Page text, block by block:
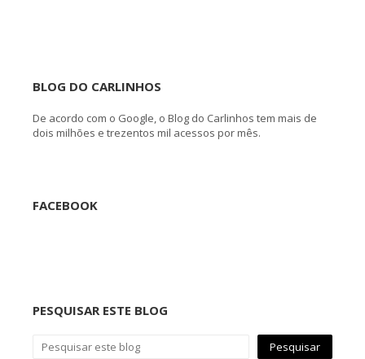
BLOG DO CARLINHOS
De acordo com o Google, o Blog do Carlinhos tem mais de
dois milhões e trezentos mil acessos por mês.
FACEBOOK
PESQUISAR ESTE BLOG